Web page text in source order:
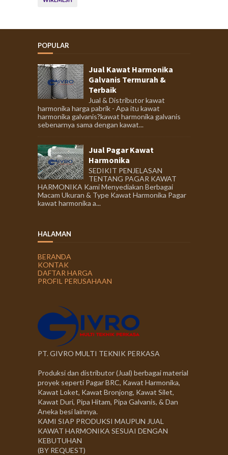
POPULAR
Jual Kawat Harmonika
Galvanis Termurah &
Terbaik
Jual & Distributor kawat
harmonika harga pabrik - Apa itu kawat
harmonika galvanis?kawat harmonika galvanis
sebenarnya sama dengan kawat...
Jual Pagar Kawat
Harmonika
SEDIKIT PENJELASAN
TENTANG PAGAR KAWAT
HARMONIKA Kami Menyediakan Berbagai
Macam Ukuran & Type Kawat Harmonika Pagar
kawat harmonika a...
HALAMAN
BERANDA
KONTAK
DAFTAR HARGA
PROFIL PERUSAHAAN
PT. GIVRO MULTI TEKNIK PERKASA
Produksi dan distributor (Jual) berbagai material
proyek seperti Pagar BRC, Kawat Harmonika,
Kawat Loket, Kawat Bronjong, Kawat Silet,
Kawat Duri, Pipa Hitam, Pipa Galvanis, & Dan
Aneka besi lainnya.
KAMI SIAP PRODUKSI MAUPUN JUAL
KAWAT HARMONIKA SESUAI DENGAN
KEBUTUHAN
(BY REQUEST)